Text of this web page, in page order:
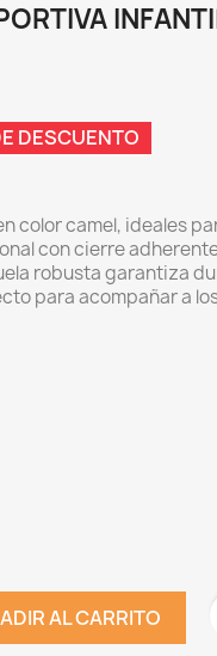
DESCUENTO
color camel, ideales
con cierre
robusta garantiza
para acompañar a
AL CARRITO